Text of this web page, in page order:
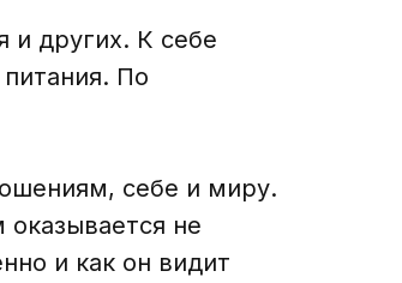
и других. К себе
По
себе и миру.
не
и как он видит